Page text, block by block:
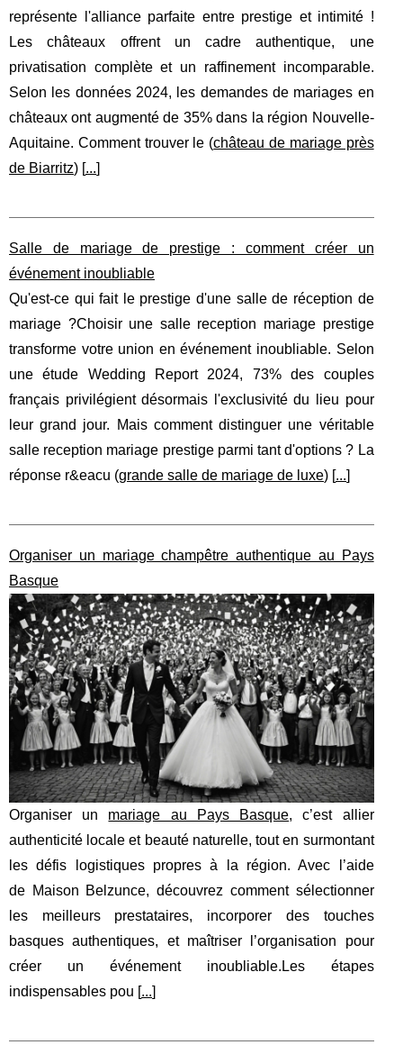
représente l'alliance parfaite entre prestige et intimité !
Les châteaux offrent un cadre authentique, une
privatisation complète et un raffinement incomparable.
Selon les données 2024, les demandes de mariages en
châteaux ont augmenté de 35% dans la région Nouvelle-
Aquitaine. Comment trouver le (château de mariage près
de Biarritz) [...]
Salle de mariage de prestige : comment créer un
événement inoubliable
Qu'est-ce qui fait le prestige d'une salle de réception de
mariage ?Choisir une salle reception mariage prestige
transforme votre union en événement inoubliable. Selon
une étude Wedding Report 2024, 73% des couples
français privilégient désormais l'exclusivité du lieu pour
leur grand jour. Mais comment distinguer une véritable
salle reception mariage prestige parmi tant d'options ? La
réponse r&eacu (grande salle de mariage de luxe) [...]
Organiser un mariage champêtre authentique au Pays
Basque
Organiser un mariage au Pays Basque, c’est allier
authenticité locale et beauté naturelle, tout en surmontant
les défis logistiques propres à la région. Avec l’aide
de Maison Belzunce, découvrez comment sélectionner
les meilleurs prestataires, incorporer des touches
basques authentiques, et maîtriser l’organisation pour
créer un événement inoubliable.Les étapes
indispensables pou [...]